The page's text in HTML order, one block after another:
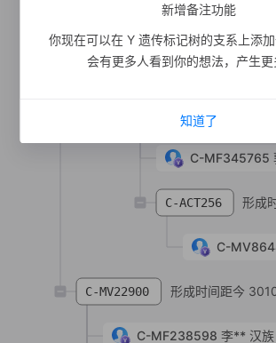
C-MV22900 形成时间距今
C-MF238598 李** 汉族
C-MV215955 单**
C-MF345764
C-MF345765
C-ACT256 形成
C-
新增备注功能
你现在可以在 Y 遗传标记树的支系上添
会有更多人看到你的想法，产生
知道了